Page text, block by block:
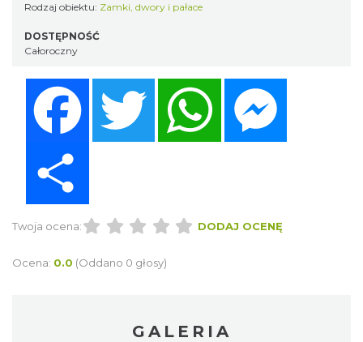
Rodzaj obiektu: Zamki, dwory i pałace
DOSTĘPNOŚĆ
Całoroczny
Twitter WhatsApp
Twoja ocena: DODAJ OCENĘ
Ocena: 0.0 (Oddano 0 głosy)
GALERIA